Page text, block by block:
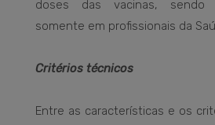
doses das vacinas, sendo
somente em profissionais da
Critérios técnicos
Entre as características e os